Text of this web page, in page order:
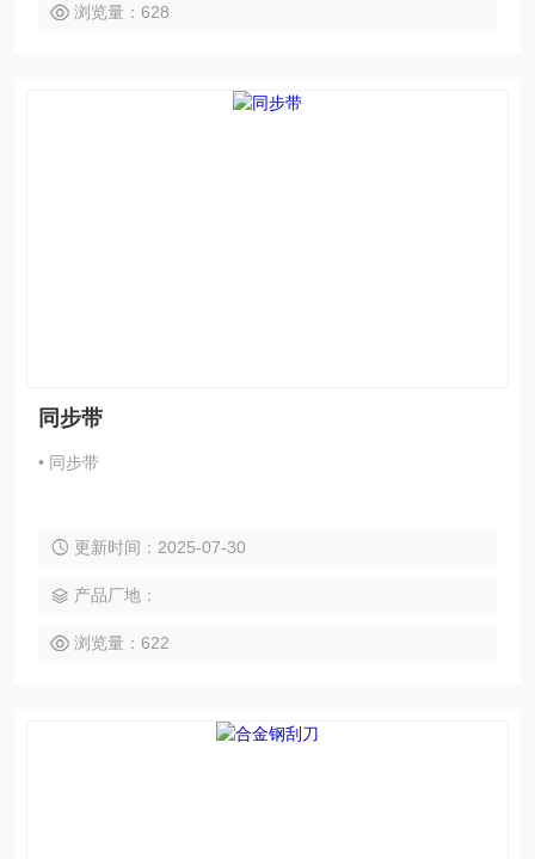
浏览量：628
同步带
• 同步带
更新时间：2025-07-30
产品厂地：
浏览量：622